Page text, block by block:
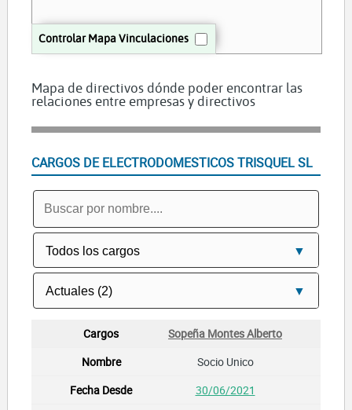
Controlar Mapa Vinculaciones
Mapa de directivos dónde poder encontrar las
relaciones entre empresas y directivos
CARGOS DE ELECTRODOMESTICOS TRISQUEL SL
Sopeña Montes Alberto
Socio Unico
30/06/2021